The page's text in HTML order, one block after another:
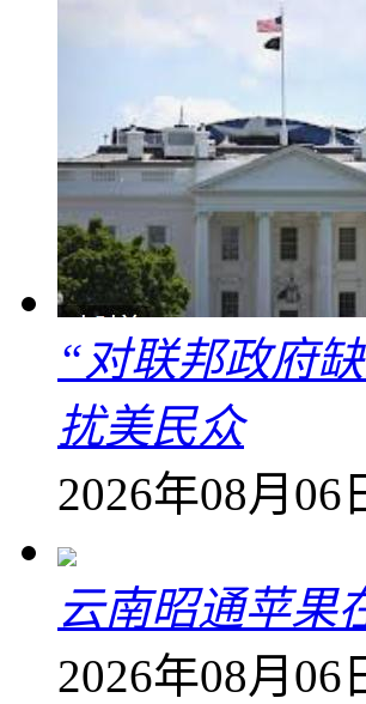
“对联邦政府
扰美民众
2026年08月06
云南昭通苹果
2026年08月06